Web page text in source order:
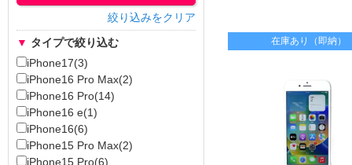
在庫あり（即納）
絞り込みをクリア
▼ タイプで絞り込む
iPhone17(3)
iPhone16 Pro Max(2)
iPhone16 Pro(14)
iPhone16 e(1)
iPhone16(6)
iPhone15 Pro Max(2)
iPhone15 Pro(6)